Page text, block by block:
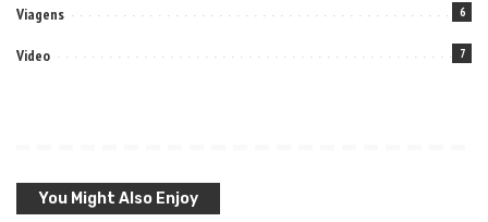
Viagens 6
Video 7
You Might Also Enjoy